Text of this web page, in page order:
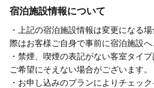
宿泊施設情報について
・上記の宿泊施設情報は変更になる
際はお客様ご自身で事前に宿泊施設へ
・禁煙、喫煙の表記がない客室タイ
ご希望にそえない場合がございます。
・お申し込みのプランによりチェッ